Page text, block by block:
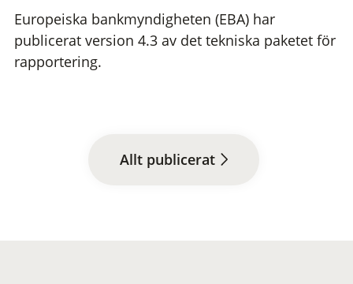
Europeiska bankmyndigheten (EBA) har
publicerat version 4.3 av det tekniska paketet för
rapportering.
Allt publicerat